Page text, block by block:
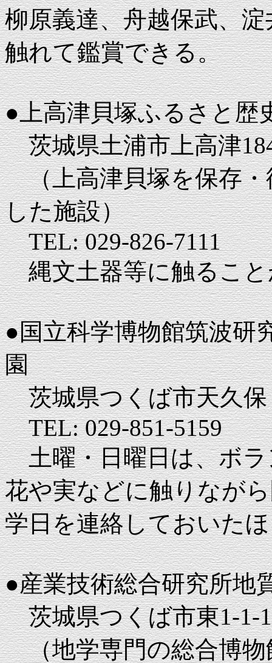
柳原義達、舟越保武、
触れて鑑賞できる。
●上高津貝塚ふるさと歴
茨城県土浦市上高津
（上高津貝塚を保存・
した施設）
TEL: 029-826-7111
縄文土器等に触ること
●国立科学博物館筑波
園
茨城県つくば市天久保
TEL: 029-851-5159
土曜・日曜日は、ボラ
花や実などに触りなが
学日を連絡しておいた
●産業技術総合研究所地
茨城県つくば市東1-1-1
（地学専門の総合博物